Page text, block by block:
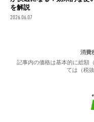
を解説
2026.06.07
消費
記事内の価格は基本的に総額
ては（税